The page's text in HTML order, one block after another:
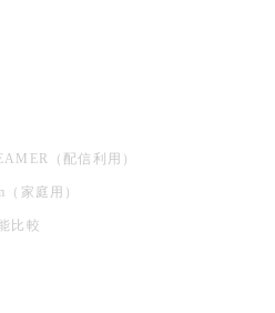
（配信利用）
家庭用）
比較